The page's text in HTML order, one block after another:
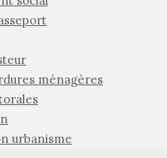
ménagères
urbanisme